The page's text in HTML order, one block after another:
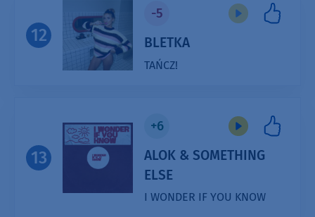
12
-5
BLETKA
TAŃCZ!
13
+6
ALOK & SOMETHING
ELSE
I WONDER IF YOU KNOW